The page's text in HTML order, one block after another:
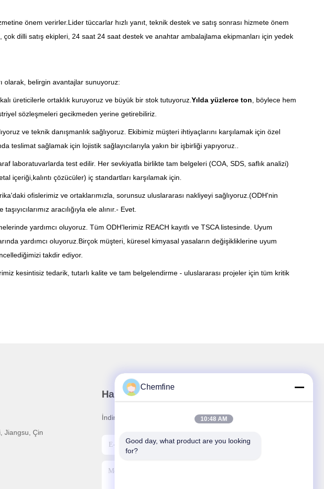
önem verirler.Lider tüccarlar hızlı yanıt, teknik destek ve satış sonrası hizmete önem
dilli satış ekipleri, 24 saat 24 saat destek ve anahtar ambalajlama ekipmanları için yedek
olarak, belirgin avantajlar sunuyoruz:
üreticilerle ortaklık kuruyoruz ve büyük bir stok tutuyoruz. Yılda yüzlerce ton , böylece hem
sözleşmeleri gecikmeden yerine getirebiliriz.
ve teknik danışmanlık sağlıyoruz. Ekibimiz müşteri ihtiyaçlarını karşılamak için özel
teslimat sağlamak için lojistik sağlayıcılarıyla yakın bir işbirliği yapıyoruz..
laboratuvarlarda test edilir. Her sevkiyatla birlikte tam belgeleri (COA, SDS, saflık analizi)
içeriği,kalıntı çözücüler) iç standartları karşılamak için.
ofislerimiz ve ortaklarımızla, sorunsuz uluslararası nakliyeyi sağlıyoruz.(ODH'nin
aracılığıyla ele alınır.- Evet.
yardımcı oluyoruz. Tüm ODH'lerimiz REACH kayıtlı ve TSCA listesinde. Uyum
yardımcı oluyoruz.Birçok müşteri, küresel kimyasal yasaların değişikliklerine uyum
takdir ediyor.
kesintisiz tedarik, tutarlı kalite ve tam belgelendirme - uluslararası projeler için tüm kritik
Jiangsu, Çin
Haber Bültenimiz
İndirimler ve daha fazlası için bültenimize abone olun.
Chemfine
10:48 AM
Good day, what product are you looking
for?